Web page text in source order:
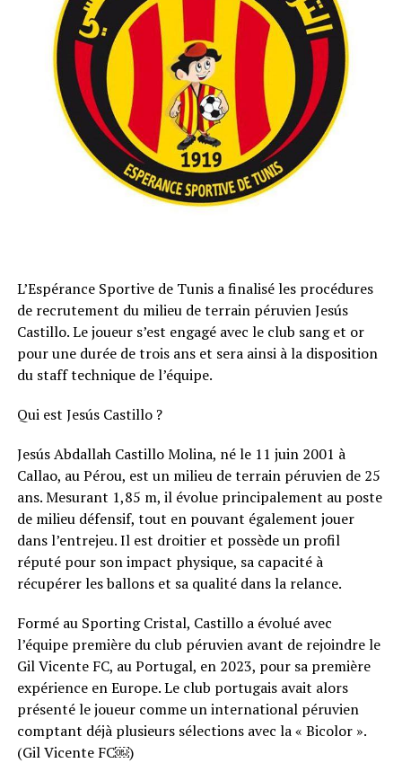
L’Espérance Sportive de Tunis a finalisé les procédures
de recrutement du milieu de terrain péruvien Jesús
Castillo. Le joueur s’est engagé avec le club sang et or
pour une durée de trois ans et sera ainsi à la disposition
du staff technique de l’équipe.
Qui est Jesús Castillo ?
Jesús Abdallah Castillo Molina, né le 11 juin 2001 à
Callao, au Pérou, est un milieu de terrain péruvien de 25
ans. Mesurant 1,85 m, il évolue principalement au poste
de milieu défensif, tout en pouvant également jouer
dans l’entrejeu. Il est droitier et possède un profil
réputé pour son impact physique, sa capacité à
récupérer les ballons et sa qualité dans la relance.
Formé au Sporting Cristal, Castillo a évolué avec
l’équipe première du club péruvien avant de rejoindre le
Gil Vicente FC, au Portugal, en 2023, pour sa première
expérience en Europe. Le club portugais avait alors
présenté le joueur comme un international péruvien
comptant déjà plusieurs sélections avec la « Bicolor ».
(Gil Vicente FC⁠￼)